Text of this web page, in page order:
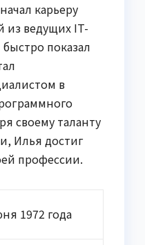
карьеру
из ведущих IT-
показал
в
своему таланту
Илья достиг
профессии.
1972 года